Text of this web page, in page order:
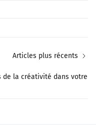
de la créativité dans votre
Articles plus récents